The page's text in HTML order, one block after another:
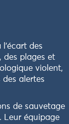
des
des plages et
violent,
alertes
de sauvetage
Leur équipage